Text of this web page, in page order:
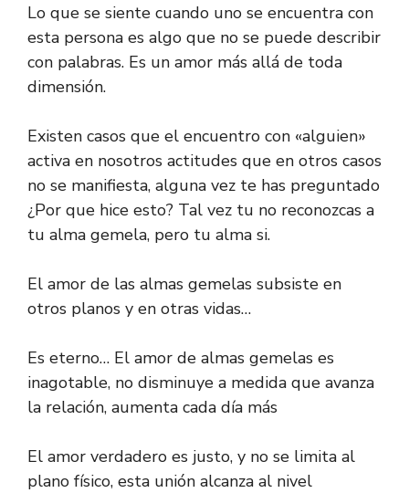
Lo que se siente cuando uno se encuentra con
esta persona es algo que no se puede describir
con palabras. Es un amor más allá de toda
dimensión.
Existen casos que el encuentro con «alguien»
activa en nosotros actitudes que en otros casos
no se manifiesta, alguna vez te has preguntado
¿Por que hice esto? Tal vez tu no reconozcas a
tu alma gemela, pero tu alma si.
El amor de las almas gemelas subsiste en
otros planos y en otras vidas…
Es eterno… El amor de almas gemelas es
inagotable, no disminuye a medida que avanza
la relación, aumenta cada día más
El amor verdadero es justo, y no se limita al
plano físico, esta unión alcanza al nivel